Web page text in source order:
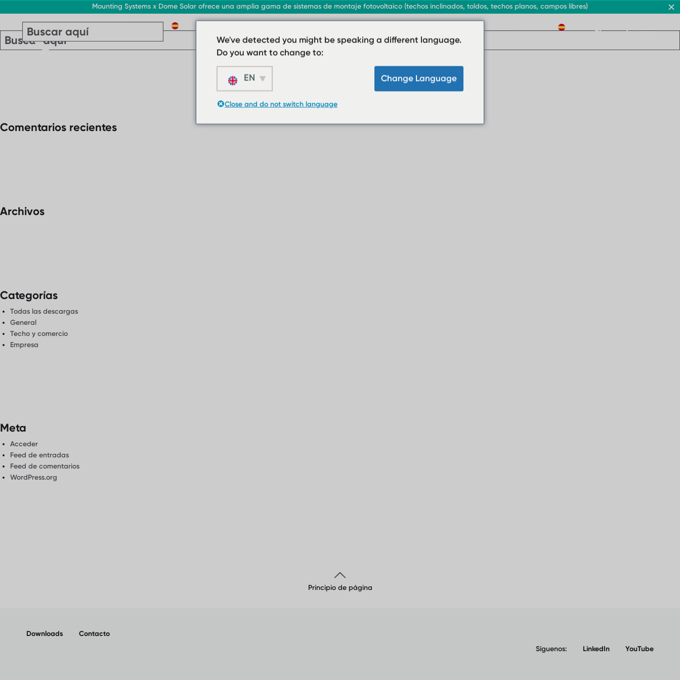
Mounting Systems x Dome Solar ofrece una amplia gama de sistemas de montaje fotovoltaico (techos inclinados, toldos, techos planos, campos libres)
Comentarios recientes
Archivos
Categorías
Todas las descargas
General
Techo y comercio
Empresa
Meta
Acceder
Feed de entradas
Feed de comentarios
WordPress.org
Principio de página
Downloads
Contacto
Síguenos:
LinkedIn YouTube
We've detected you might be speaking a different language.
Do you want to change to:
EN Change Language
Close and do not switch language